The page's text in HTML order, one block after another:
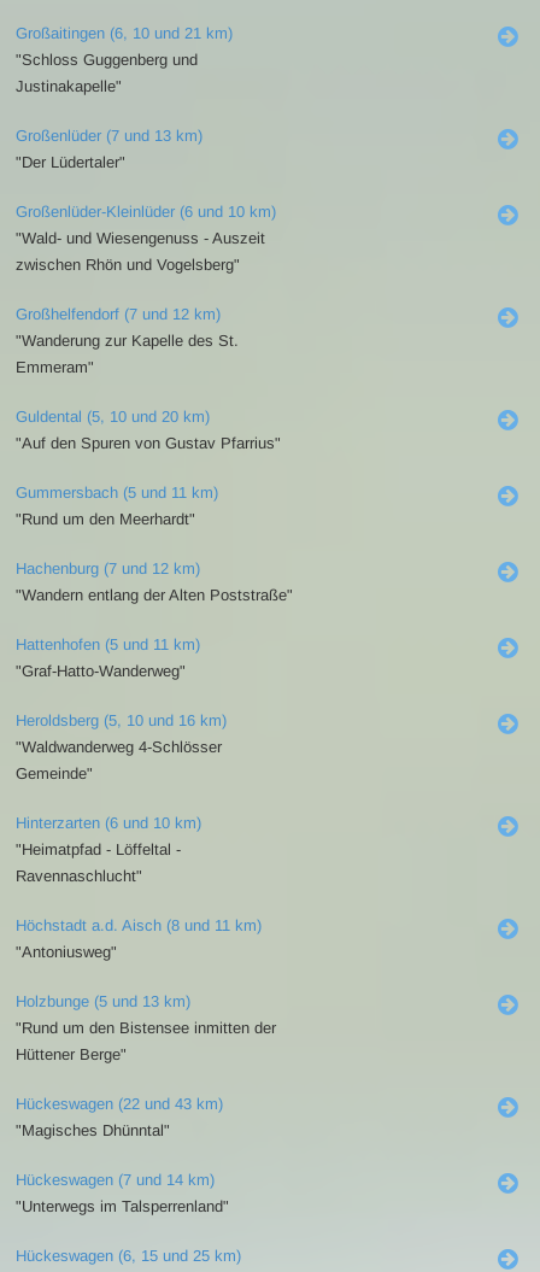
Großaitingen (6, 10 und 21 km)
"Schloss Guggenberg und
Justinakapelle"
Großenlüder (7 und 13 km)
"Der Lüdertaler"
Großenlüder-Kleinlüder (6 und 10 km)
"Wald- und Wiesengenuss - Auszeit
zwischen Rhön und Vogelsberg"
Großhelfendorf (7 und 12 km)
"Wanderung zur Kapelle des St.
Emmeram"
Guldental (5, 10 und 20 km)
"Auf den Spuren von Gustav Pfarrius"
Gummersbach (5 und 11 km)
"Rund um den Meerhardt"
Hachenburg (7 und 12 km)
"Wandern entlang der Alten Poststraße"
Hattenhofen (5 und 11 km)
"Graf-Hatto-Wanderweg"
Heroldsberg (5, 10 und 16 km)
"Waldwanderweg 4-Schlösser
Gemeinde"
Hinterzarten (6 und 10 km)
"Heimatpfad - Löffeltal -
Ravennaschlucht"
Höchstadt a.d. Aisch (8 und 11 km)
"Antoniusweg"
Holzbunge (5 und 13 km)
"Rund um den Bistensee inmitten der
Hüttener Berge"
Hückeswagen (22 und 43 km)
"Magisches Dhünntal"
Hückeswagen (7 und 14 km)
"Unterwegs im Talsperrenland"
Hückeswagen (6, 15 und 25 km)